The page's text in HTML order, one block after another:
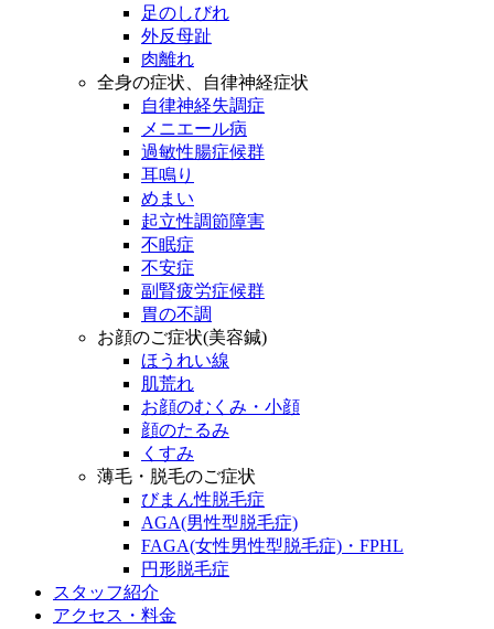
足のしびれ
外反母趾
肉離れ
全身の症状、自律神経症状
自律神経失調症
メニエール病
過敏性腸症候群
耳鳴り
めまい
起立性調節障害
不眠症
不安症
副腎疲労症候群
胃の不調
お顔のご症状(美容鍼)
ほうれい線
肌荒れ
お顔のむくみ・小顔
顔のたるみ
くすみ
薄毛・脱毛のご症状
びまん性脱毛症
AGA(男性型脱毛症)
FAGA(女性男性型脱毛症)・FPHL
円形脱毛症
スタッフ紹介
アクセス・料金